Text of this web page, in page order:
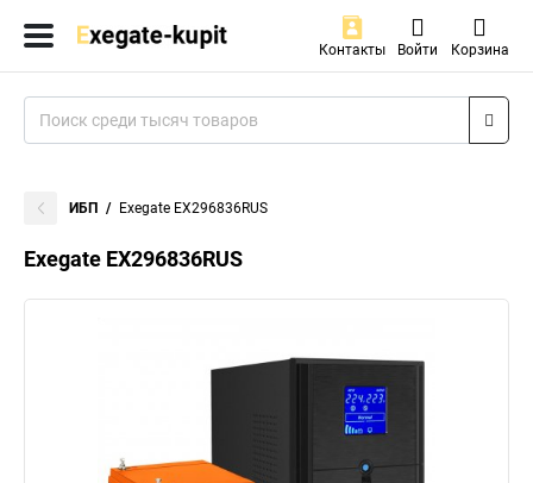
Контакты Войти Корзина
ИБП Exegate EX296836RUS
Exegate EX296836RUS